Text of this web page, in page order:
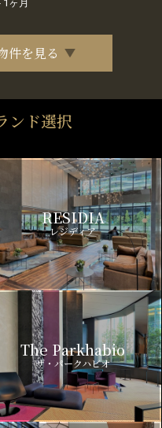
ヶ月
件を見る
ンド選択
RESIDIA
レジディア
The Parkhabio
ザ・パークハビオ